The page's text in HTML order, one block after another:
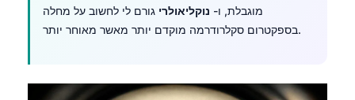
מוגבלת, ו- נוקליאולרי גורם לי לחשוב על מחלה
בספקטרום סקלרודרמה מוקדם יותר מאשר מאוחר יותר.